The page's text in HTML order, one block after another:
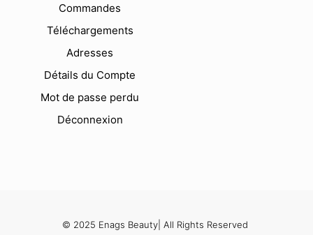
Commandes
Téléchargements
Adresses
Détails du Compte
Mot de passe perdu
Déconnexion
© 2025 Enags Beauty| All Rights Reserved